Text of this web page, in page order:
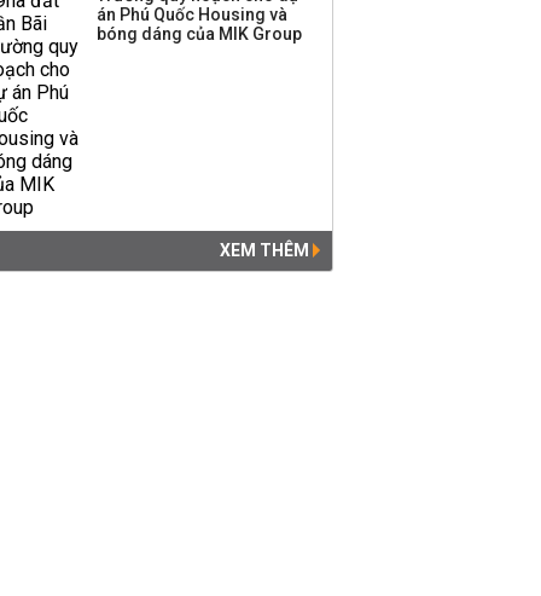
án Phú Quốc Housing và
bóng dáng của MIK Group
XEM THÊM